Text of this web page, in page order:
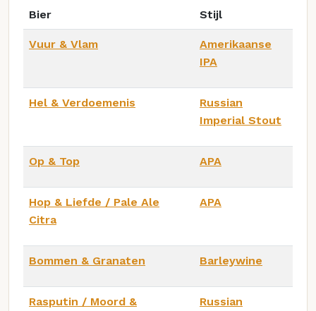
Bier Stijl
Vuur & Vlam
Amerikaanse
IPA
Hel & Verdoemenis
Russian
Imperial Stout
Op & Top APA
Hop & Liefde / Pale Ale
Citra
APA
Bommen & Granaten Barleywine
Rasputin / Moord &
Russian